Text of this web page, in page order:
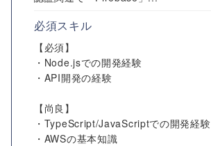
必須スキル
【必須】
・Node.jsでの開発経験
・API開発の経験
【尚良】
・TypeScript/JavaScriptでの開発経験
・AWSの基本知識